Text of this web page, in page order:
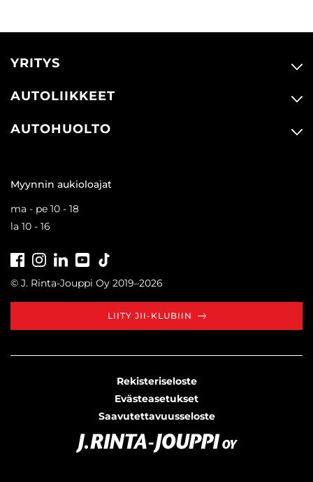
YRITYS
AUTOLIIKKEET
AUTOHUOLTO
Myynnin aukioloajat
ma - pe 10 - 18
la 10 - 16
FacebookInstagramLinkedInYoutube
© J. Rinta-Jouppi Oy 2019–2026
LIITY JII-KLUBIIN
Rekisteriseloste
Evästeasetukset
Saavutettavuusseloste